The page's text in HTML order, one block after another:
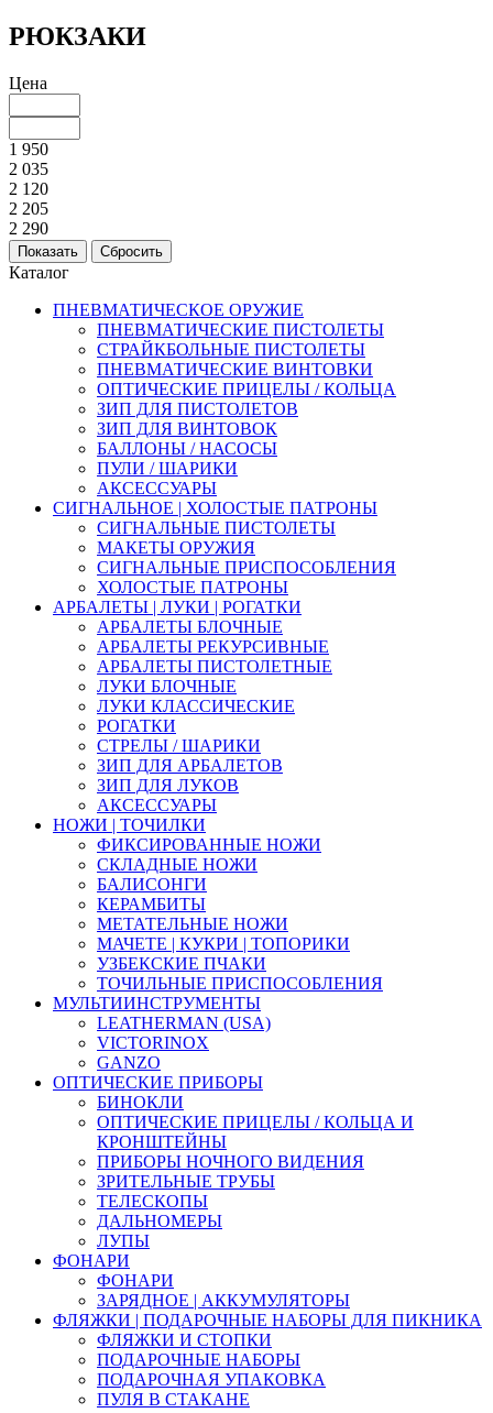
РЮКЗАКИ
Цена
1 950
2 035
2 120
2 205
2 290
Каталог
ПНЕВМАТИЧЕСКОЕ ОРУЖИЕ
ПНЕВМАТИЧЕСКИЕ ПИСТОЛЕТЫ
СТРАЙКБОЛЬНЫЕ ПИСТОЛЕТЫ
ПНЕВМАТИЧЕСКИЕ ВИНТОВКИ
ОПТИЧЕСКИЕ ПРИЦЕЛЫ / КОЛЬЦА
ЗИП ДЛЯ ПИСТОЛЕТОВ
ЗИП ДЛЯ ВИНТОВОК
БАЛЛОНЫ / НАСОСЫ
ПУЛИ / ШАРИКИ
АКСЕССУАРЫ
СИГНАЛЬНОЕ | ХОЛОСТЫЕ ПАТРОНЫ
СИГНАЛЬНЫЕ ПИСТОЛЕТЫ
МАКЕТЫ ОРУЖИЯ
СИГНАЛЬНЫЕ ПРИСПОСОБЛЕНИЯ
ХОЛОСТЫЕ ПАТРОНЫ
АРБАЛЕТЫ | ЛУКИ | РОГАТКИ
АРБАЛЕТЫ БЛОЧНЫЕ
АРБАЛЕТЫ РЕКУРСИВНЫЕ
АРБАЛЕТЫ ПИСТОЛЕТНЫЕ
ЛУКИ БЛОЧНЫЕ
ЛУКИ КЛАССИЧЕСКИЕ
РОГАТКИ
СТРЕЛЫ / ШАРИКИ
ЗИП ДЛЯ АРБАЛЕТОВ
ЗИП ДЛЯ ЛУКОВ
АКСЕССУАРЫ
НОЖИ | ТОЧИЛКИ
ФИКСИРОВАННЫЕ НОЖИ
СКЛАДНЫЕ НОЖИ
БАЛИСОНГИ
КЕРАМБИТЫ
МЕТАТЕЛЬНЫЕ НОЖИ
МАЧЕТЕ | КУКРИ | ТОПОРИКИ
УЗБЕКСКИЕ ПЧАКИ
ТОЧИЛЬНЫЕ ПРИСПОСОБЛЕНИЯ
МУЛЬТИИНСТРУМЕНТЫ
LEATHERMAN (USA)
VICTORINOX
GANZO
ОПТИЧЕСКИЕ ПРИБОРЫ
БИНОКЛИ
ОПТИЧЕСКИЕ ПРИЦЕЛЫ / КОЛЬЦА И
КРОНШТЕЙНЫ
ПРИБОРЫ НОЧНОГО ВИДЕНИЯ
ЗРИТЕЛЬНЫЕ ТРУБЫ
ТЕЛЕСКОПЫ
ДАЛЬНОМЕРЫ
ЛУПЫ
ФОНАРИ
ФОНАРИ
ЗАРЯДНОЕ | АККУМУЛЯТОРЫ
ФЛЯЖКИ | ПОДАРОЧНЫЕ НАБОРЫ ДЛЯ ПИКНИКА
ФЛЯЖКИ И СТОПКИ
ПОДАРОЧНЫЕ НАБОРЫ
ПОДАРОЧНАЯ УПАКОВКА
ПУЛЯ В СТАКАНЕ